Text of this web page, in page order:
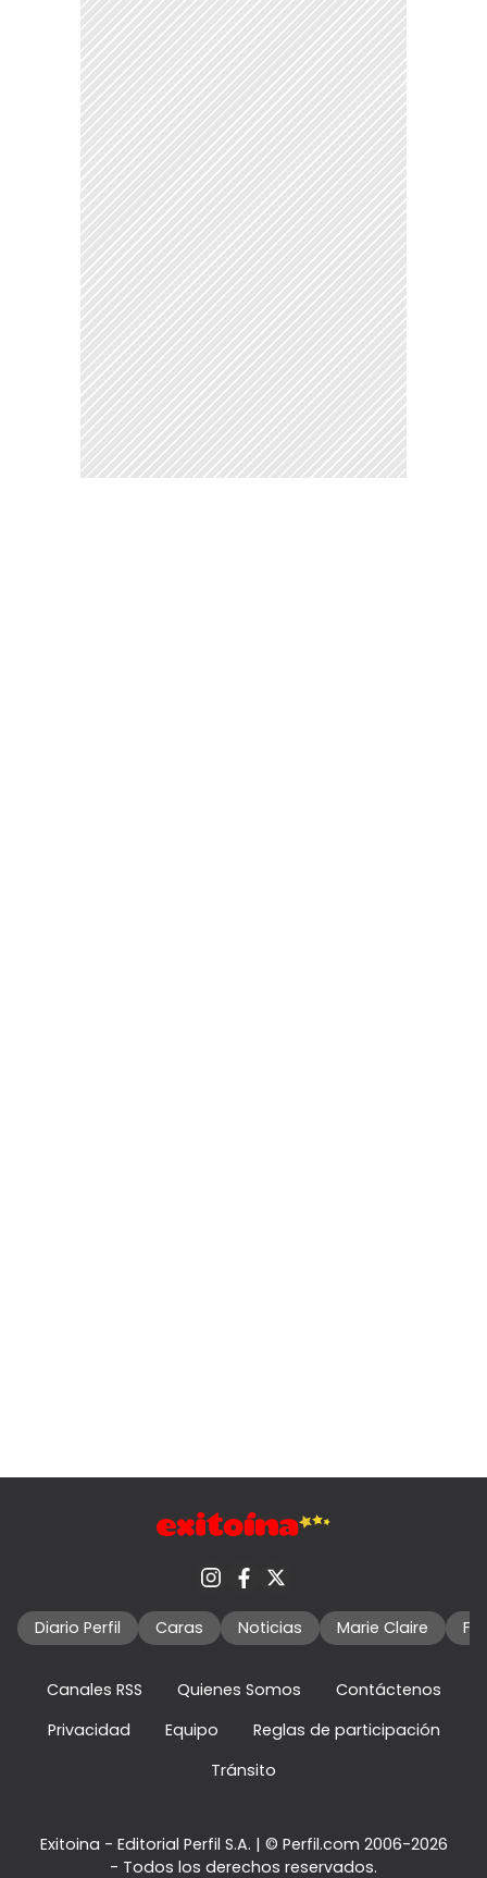
Diario Perfil Caras Noticias Marie Claire
Canales RSS Quienes Somos
Contáctenos
Privacidad
Equipo
Reglas de participación
Tránsito
Exitoina - Editorial Perfil S.A. | © Perfil.com 2006-2026
- Todos los derechos reservados.